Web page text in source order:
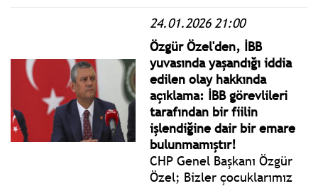
ateşkesin 24 Ocak
23.00’ten itibaren 15
günlüğüne uzatıldığını
açıkladı.
24.01.2026 21:00
Özgür Özel'den, İBB
yuvasında yaşandığı iddia
edilen olay hakkında
açıklama: İBB görevlileri
tarafından bir fiilin
işlendiğine dair bir emare
bulunmamıştır!
CHP Genel Başkanı Özgür
Özel; Bizler çocuklarımız